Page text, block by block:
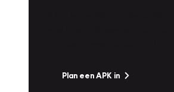
Plan een APK in